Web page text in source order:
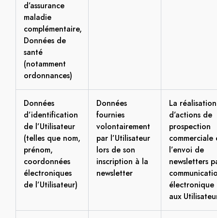
d’assurance
maladie
complémentaire,
Données de
santé
(notamment
ordonnances)
Données
d’identification
de l’Utilisateur
(telles que nom,
prénom,
coordonnées
électroniques
de l’Utilisateur)
Données
fournies
volontairement
par l’Utilisateur
lors de son
inscription à la
newsletter
La réalisation
d’actions de
prospection
commerciale
l’envoi de
newsletters
électronique
aux